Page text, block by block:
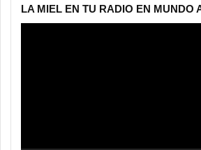
LA MIEL EN TU RADIO EN MUNDO